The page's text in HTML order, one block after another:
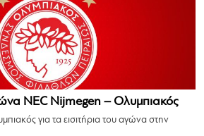
NEC Nijmegen – Ολυμπιακός
για τα εισιτήρια του αγώνα στην